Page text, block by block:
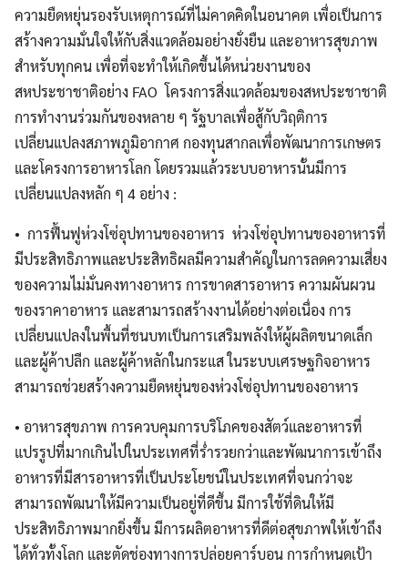
Search
for: Search
ความยืดหยุ่นรองรับเหตุการณ์ที่ไม่คาดคิดในอนาคต เพื่อเป็นการ
สร้างความมั่นใจให้กับสิ่งแวดล้อมอย่างยั่งยืน และอาหารสุขภาพ
สำหรับทุกคน เพื่อที่จะทำให้เกิดขึ้นได้หน่วยงานของ
สหประชาชาติอย่าง FAO โครงการสิ่งแวดล้อมของสหประชาชาติ
การทำงานร่วมกันของหลาย ๆ รัฐบาลเพื่อสู้กับวิฤติการ
เปลี่ยนแปลงสภาพภูมิอากาศ กองทุนสากลเพื่อพัฒนาการเกษตร
และโครงการอาหารโลก โดยรวมแล้วระบบอาหารนั้นมีการ
เปลี่ยนแปลงหลัก ๆ 4 อย่าง :
• การฟื้นฟูห่วงโซ่อุปทานของอาหาร ห่วงโซ่อุปทานของอาหารที่
มีประสิทธิภาพและประสิทธิผลมีความสำคัญในการลดความเสี่ยง
ของความไม่มั่นคงทางอาหาร การขาดสารอาหาร ความผันผวน
ของราคาอาหาร และสามารถสร้างงานได้อย่างต่อเนื่อง การ
เปลี่ยนแปลงในพื้นที่ชนบทเป็นการเสริมพลังให้ผู้ผลิตขนาดเล็ก
และผู้ค้าปลีก และผู้ค้าหลักในกระแส ในระบบเศรษฐกิจอาหาร
สามารถช่วยสร้างความยืดหยุ่นของห่วงโซ่อุปทานของอาหาร
• อาหารสุขภาพ การควบคุมการบริโภคของสัตว์และอาหารที่
แปรรูปที่มากเกินไปในประเทศที่ร่ำรวยกว่าและพัฒนาการเข้าถึง
อาหารที่มีสารอาหารที่เป็นประโยชน์ในประเทศที่จนกว่าจะ
สามารถพัฒนาให้มีความเป็นอยู่ที่ดีขึ้น มีการใช้ที่ดินให้มี
ประสิทธิภาพมากยิ่งขึ้น มีการผลิตอาหารที่ดีต่อสุขภาพให้เข้าถึง
ได้ทั่วทั้งโลก และตัดช่องทางการปล่อยคาร์บอน การกำหนดเป้า